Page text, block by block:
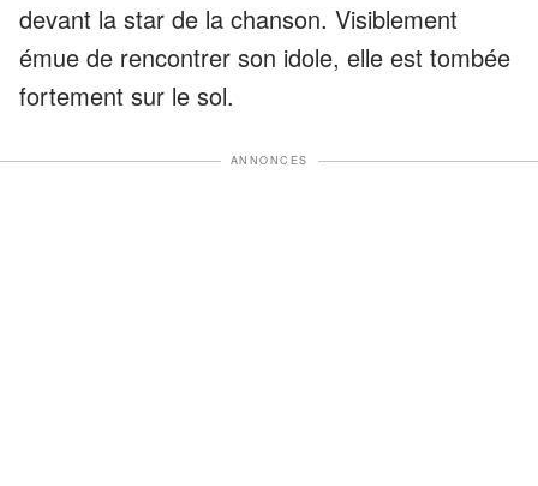
devant la star de la chanson. Visiblement
émue de rencontrer son idole, elle est tombée
fortement sur le sol.
ANNONCES